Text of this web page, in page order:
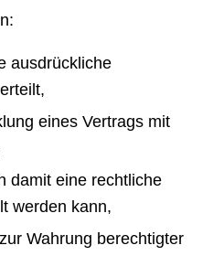
ausdrückliche
eines Vertrags mit
damit eine rechtliche
werden kann,
Wahrung berechtigter